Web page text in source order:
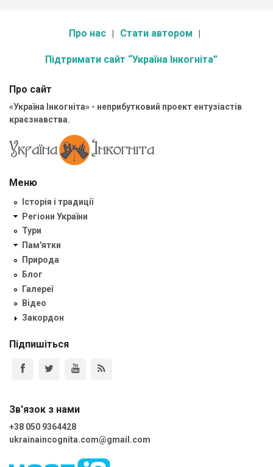
Про нас Стати автором
Підтримати сайт “Україна Інкогніта”
Про сайт
«Україна Інкогніта» - неприбутковий проект ентузіастів
краєзнавства.
Меню
Історія і традиції
Регіони України
Тури
Пам'ятки
Природа
Блог
Галереї
Відео
Закордон
Підпишіться
Зв'язок з нами
+38 050 9364428
ukrainaincognita.com@gmail.com